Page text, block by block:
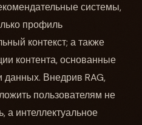
системы,
профиль
контекст; а также
контента, основанные
Внедрив RAG,
пользователям не
а интеллектуальное